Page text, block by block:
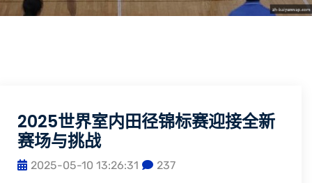
2025世界室内田径锦标赛迎接全新
赛场与挑战
2025-05-10 13:26:31
237